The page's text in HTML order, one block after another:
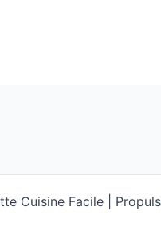
Cuisine Facile |